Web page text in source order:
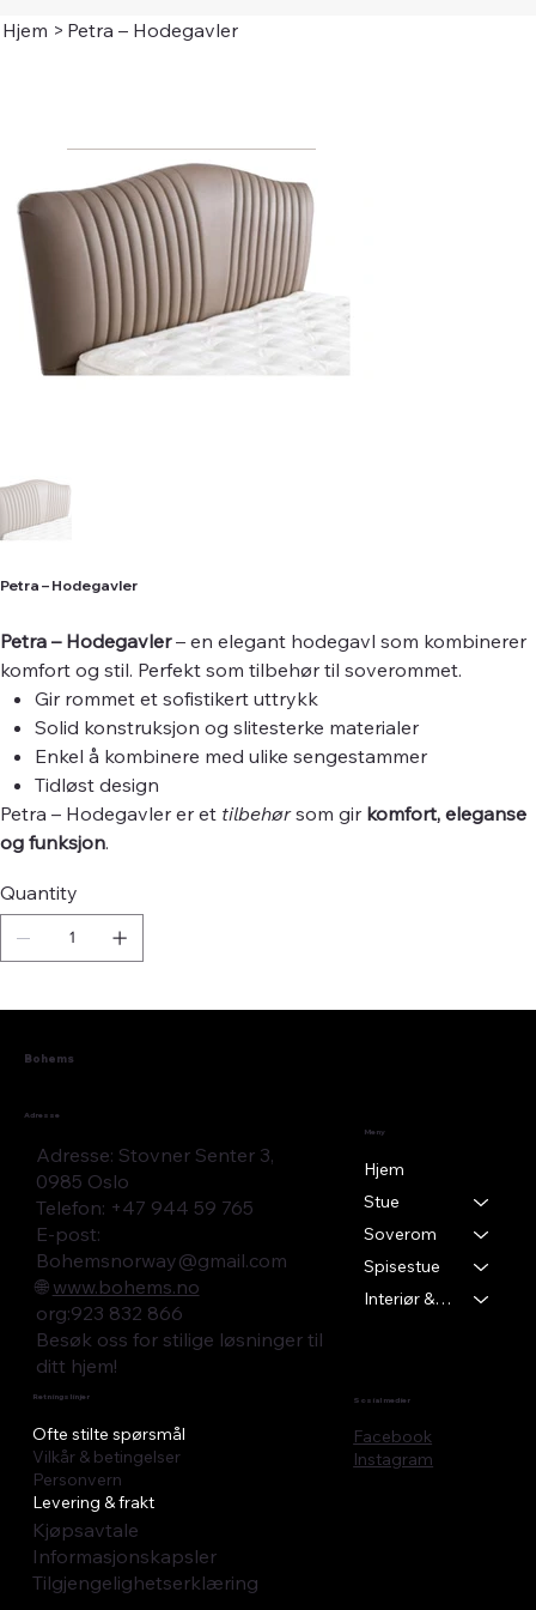
Hjem > Petra – Hodegavler
Petra – Hodegavler
Petra – Hodegavler– en elegant hodegavl som kombinerer
komfort og stil. Perfekt som tilbehør til soverommet.
Gir rommet et sofistikert uttrykk
Solid konstruksjon og slitesterke materialer
Enkel å kombinere med ulike sengestammer
Tidløst design
Petra – Hodegavler er et tilbehørsom gir komfort, eleganse
og funksjon.
Quantity
Bohems
Adresse
Adresse: Stovner Senter 3,
0985 Oslo
Telefon: +47 944 59 765
E-post:
Bohemsnorway@gmail.com
🌐 www.bohems.no
​org:923 832 866
Besøk oss for stilige løsninger til
ditt hjem!
Meny
Hjem
Stue
Soverom
Spisestue
Interiør & Tekstil
Retningslinjer
Ofte stilte spørsmål
Vilkår & betingelser
Personvern
Levering & frakt
Kjøpsavtale
Informasjonskapsler
Tilgjengelighetserklæring
Sosial medier
Facebook
Instagram